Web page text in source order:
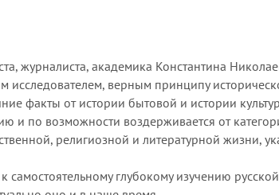
журналиста, академика Константина
исследователем, верным принципу
факты от истории бытовой и истории
и по возможности воздерживается от
религиозной и литературной жизни,
самостоятельному глубокому изучению